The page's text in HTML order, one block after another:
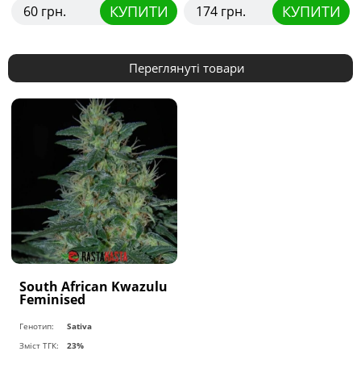
60 грн. КУПИТИ 174 грн. КУПИТИ
Переглянуті товари
South African Kwazulu
Feminised
Генотип:
Sativa
Зміст ТГК:
23%